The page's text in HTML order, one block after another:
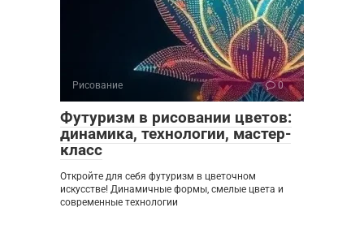
Рисование 0
Футуризм в рисовании цветов:
динамика, технологии, мастер-
класс
Откройте для себя футуризм в цветочном
искусстве! Динамичные формы, смелые цвета и
современные технологии